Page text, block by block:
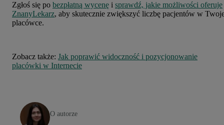
Zgłoś się po bezpłatną wycenę i sprawdź, jakie możliwości oferuje
ZnanyLekarz, aby skutecznie zwiększyć liczbę pacjentów w
placówce.
Zobacz także: Jak poprawić widoczność i pozycjonowanie
placówki w Internecie
O autorze